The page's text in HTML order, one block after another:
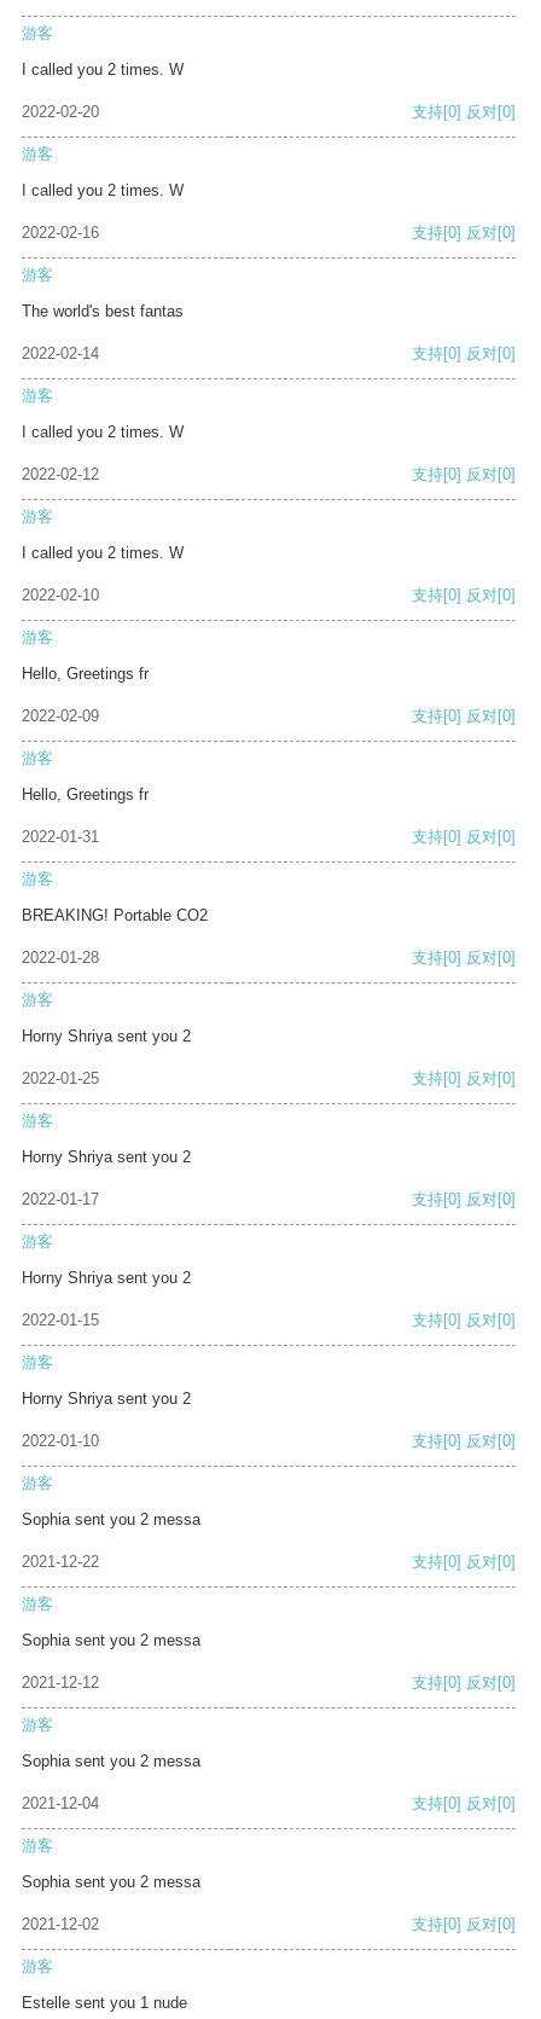
游客
I called you 2 times. W
2022-02-20 支持[0] 反对[0]
游客
I called you 2 times. W
2022-02-16 支持[0] 反对[0]
游客
The world's best fantas
2022-02-14 支持[0] 反对[0]
游客
I called you 2 times. W
2022-02-12 支持[0] 反对[0]
游客
I called you 2 times. W
2022-02-10 支持[0] 反对[0]
游客
Hello, Greetings fr
2022-02-09 支持[0] 反对[0]
游客
Hello, Greetings fr
2022-01-31 支持[0] 反对[0]
游客
BREAKING! Portable CO2
2022-01-28 支持[0] 反对[0]
游客
Horny Shriya sent you 2
2022-01-25 支持[0] 反对[0]
游客
Horny Shriya sent you 2
2022-01-17 支持[0] 反对[0]
游客
Horny Shriya sent you 2
2022-01-15 支持[0] 反对[0]
游客
Horny Shriya sent you 2
2022-01-10 支持[0] 反对[0]
游客
Sophia sent you 2 messa
2021-12-22 支持[0] 反对[0]
游客
Sophia sent you 2 messa
2021-12-12 支持[0] 反对[0]
游客
Sophia sent you 2 messa
2021-12-04 支持[0] 反对[0]
游客
Sophia sent you 2 messa
2021-12-02 支持[0] 反对[0]
游客
Estelle sent you 1 nude